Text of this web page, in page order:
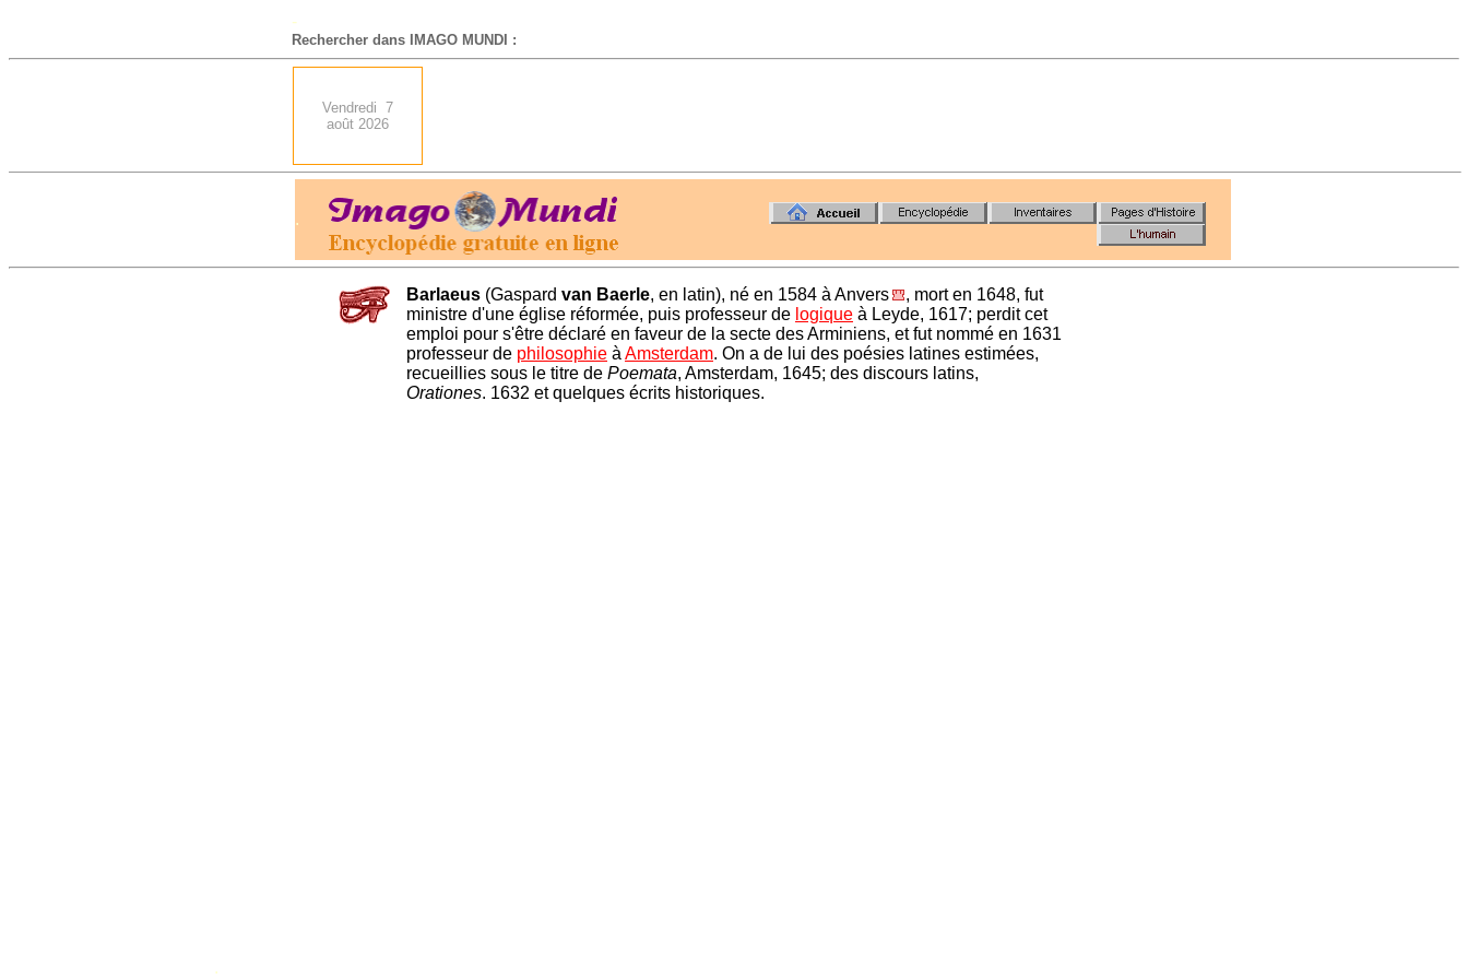
-
Rechercher dans IMAGO MUNDI :
Vendredi 7
août 2026
.
Barlaeus (Gaspard van Baerle, en latin), né en 1584 à Anvers
, mort en 1648, fut
ministre d'une église réformée, puis professeur de logique à Leyde, 1617; perdit cet
emploi pour s'être déclaré en faveur de la secte des Arminiens, et fut nommé en 1631
professeur de philosophie à Amsterdam. On a de lui des poésies latines estimées,
recueillies sous le titre de Poemata, Amsterdam, 1645; des discours latins,
Orationes. 1632 et quelques écrits historiques.
.